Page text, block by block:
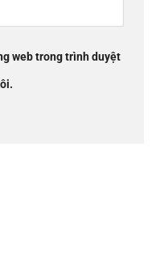
web trong trình duyệt